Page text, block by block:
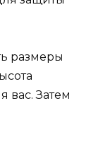
размеры
вас. Затем